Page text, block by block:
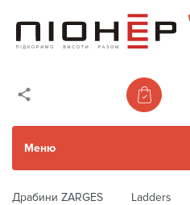
Меню
Драбини ZARGES Ladders